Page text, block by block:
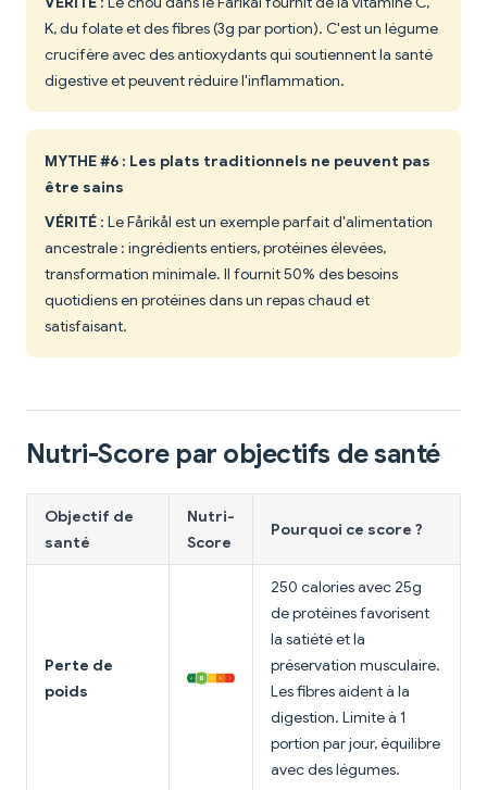
K, du folate et des fibres (3g par portion). C'est un légume
crucifère avec des antioxydants qui soutiennent la santé
digestive et peuvent réduire l'inflammation.
MYTHE #6 : Les plats traditionnels ne peuvent pas
être sains
VÉRITÉ : Le Fårikål est un exemple parfait d'alimentation
ancestrale : ingrédients entiers, protéines élevées,
transformation minimale. Il fournit 50% des besoins
quotidiens en protéines dans un repas chaud et
satisfaisant.
Nutri-Score par objectifs de santé
Objectif de
santé
Nutri-
Score
Pourquoi ce score ?
Perte de
poids
250 calories avec 25g
de protéines favorisent
la satiété et la
préservation musculaire.
Les fibres aident à la
digestion. Limite à 1
portion par jour, équilibre
avec des légumes.